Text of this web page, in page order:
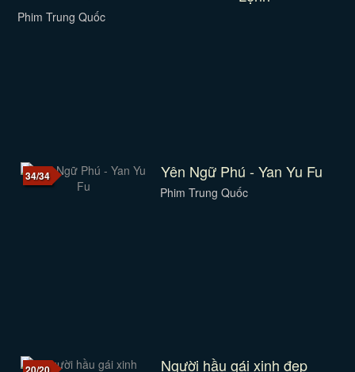
Phim Trung Quốc
34/34 Yên Ngữ Phú - Yan Yu Fu
Phim Trung Quốc
Người hầu gái xinh đẹp